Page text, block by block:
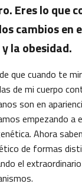
Eres lo que
cambios en
la obesidad.
que cuando te
de mi cuerpo
son en
empezando a
Ahora
de formas
el